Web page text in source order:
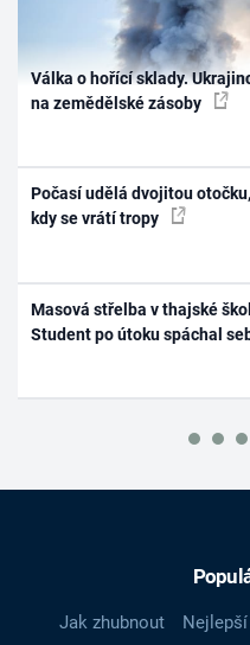
Válka o hořící sklady.
na zemědělské zásoby
Počasí udělá dvojitou
kdy se vrátí tropy
Masová střelba v thajské
Student po útoku spáchal
Jak zhubnout